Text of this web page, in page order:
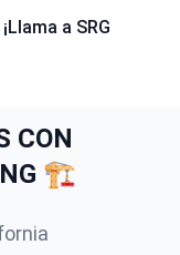
a SRG
CON
🏗️